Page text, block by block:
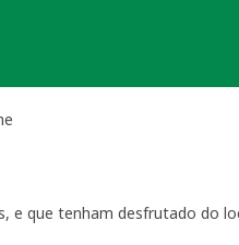
e que tenham desfrutado do
ajudaram a manter esta